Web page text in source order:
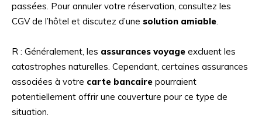
passées. Pour annuler votre réservation, consultez les
CGV de l’hôtel et discutez d’une solution amiable.
R : Généralement, les assurances voyage excluent les
catastrophes naturelles. Cependant, certaines assurances
associées à votre carte bancaire pourraient
potentiellement offrir une couverture pour ce type de
situation.